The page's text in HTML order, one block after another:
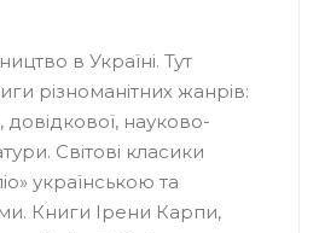
в Україні. Тут
різноманітних жанрів:
довідкової, науково-
Світові класики
українською та
Книги Ірени Карпи,